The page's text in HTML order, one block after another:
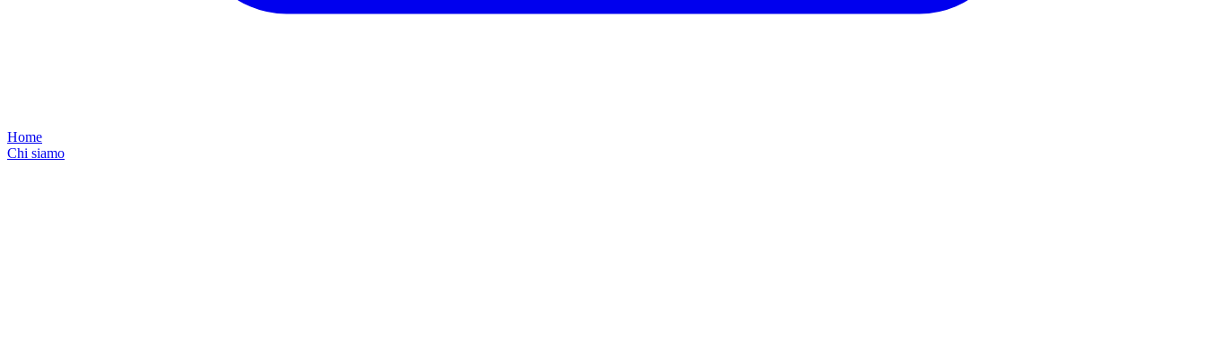
Home
Chi siamo